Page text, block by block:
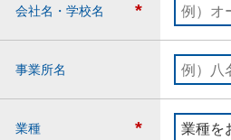
*
会社名・学校名
事業所名
*
業種